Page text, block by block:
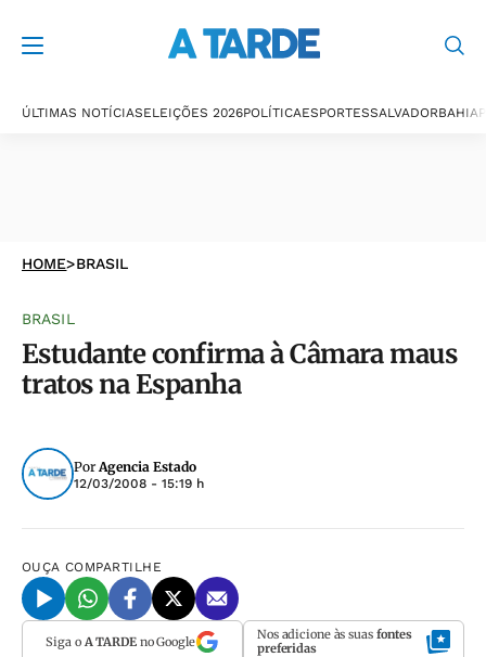
ÚLTIMAS NOTÍCIASELEIÇÕES 2026POLÍTICAESPORTESSALVADORBAHIA
HOME>BRASIL
BRASIL
Estudante confirma à Câmara maus
tratos na Espanha
PorAgencia Estado
12/03/2008 - 15:19 h
OUÇA COMPARTILHE
Siga o A TARDEno Google Nos adicione às suas fontes
preferidas